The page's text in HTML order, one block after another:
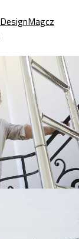
DesignMagcz